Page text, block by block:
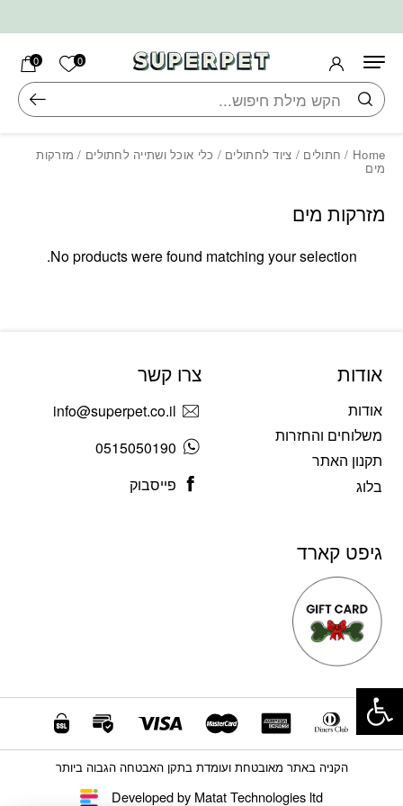
0 הרשימה
0
חיפוש
Home
/ חתולים / ציוד לחתולים / כלי אוכל ושתייה לחתולים / מזרקות
מים
מזרקות מים
No products were found matching your selection.
אודות
אודות
משלוחים והחזרות
תקנון האתר
בלוג
צרו קשר
info@superpet.co.il
0515050190
פייסבוק
גיפט קארד
Developed by Matat Technologies ltd
הקניה באתר מאובטחת ועומדת בתקן האבטחה הגבוה ביותר
פתח סרגל נגישות